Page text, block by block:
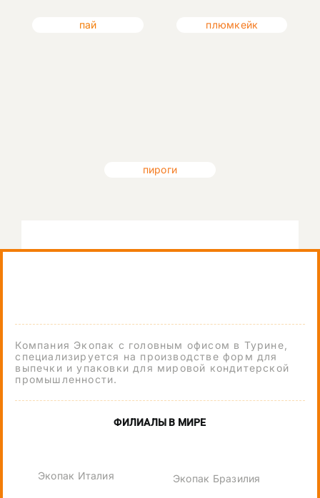
пай плюмкейк
пироги
Компания Экопак с головным офисом в Турине,
специализируется на производстве форм для
выпечки и упаковки для мировой кондитерской
промышленности.
ФИЛИАЛЫ В МИРЕ
Экопак Италия Экопак Бразилия